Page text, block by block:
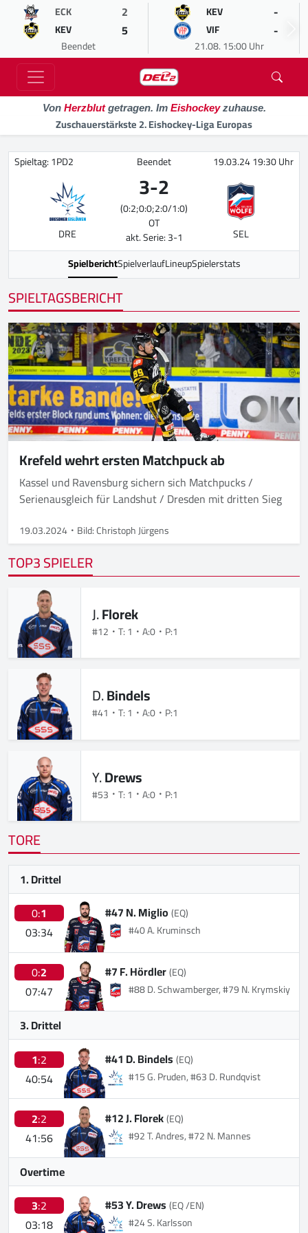
ECK 2
KEV 5
Beendet
KEV -
VIF -
21.08. 15:00 Uhr
Von Herzblutgetragen. Im Eishockeyzuhause.
Zuschauerstärkste 2. Eishockey-Liga Europas
Spieltag: 1PD2 Beendet 19.03.24 19:30 Uhr
DRE
3-2
(0:2;0:0;2:0/1:0)
OT
akt. Serie: 3-1
SEL
SpielberichtSpielverlaufLineupSpielerstats
SPIELTAGSBERICHT
Krefeld wehrt ersten Matchpuck ab
Kassel und Ravensburg sichern sich Matchpucks /
Serienausgleich für Landshut / Dresden mit dritten Sieg
19.03.2024 Bild: Christoph Jürgens
TOP3 SPIELER
J.Florek
#12 T: 1 A:0 P:1
D.Bindels
#41 T: 1 A:0 P:1
Y.Drews
#53 T: 1 A:0 P:1
TORE
1. Drittel
0:1
03:34
#47 N. Miglio(EQ)
#40 A. Kruminsch
0:2
07:47
#7 F. Hördler(EQ)
#88 D. Schwamberger, #79 N. Krymskiy
3. Drittel
1:2
40:54
#41 D. Bindels(EQ)
#15 G. Pruden, #63 D. Rundqvist
2:2
41:56
#12 J. Florek(EQ)
#92 T. Andres, #72 N. Mannes
Overtime
3:2
03:18
#53 Y. Drews(EQ /EN)
#24 S. Karlsson